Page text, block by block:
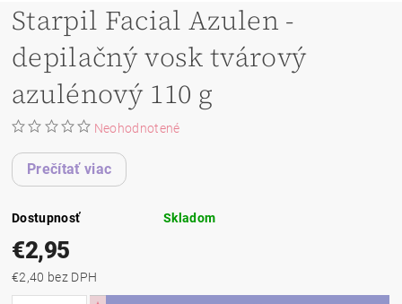
Starpil Facial Azulen -
depilačný vosk tvárový
azulénový 110 g
Neohodnotené
Prečítať viac
Dostupnosť Skladom
€2,95
€2,40 bez DPH